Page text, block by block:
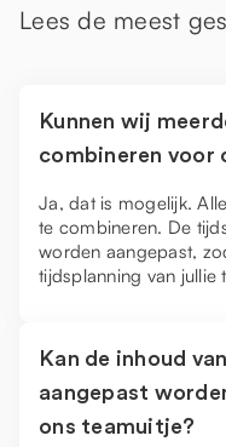
Lees de meest
Kunnen wij
combineren voor
Ja, dat is mogelijk.
te combineren. De
worden aangepast,
tijdsplanning van jullie
Kan de inhoud
aangepast
ons teamuitje?